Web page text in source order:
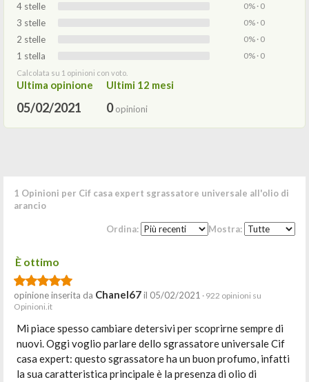
4 stelle 0% · 0
3 stelle 0% · 0
2 stelle 0% · 0
1 stella 0% · 0
Calcolata su 1 opinioni con voto.
Ultima opinione
05/02/2021
Ultimi 12 mesi
0opinioni
1 Opinioni per Cif casa expert sgrassatore universale all'olio di
arancio
Ordina: Mostra:
È ottimo
opinione inserita da Chanel67il 05/02/2021 · 922 opinioni su
Opinioni.it
Mi piace spesso cambiare detersivi per scoprirne sempre di
nuovi. Oggi voglio parlare dello sgrassatore universale Cif
casa expert: questo sgrassatore ha un buon profumo, infatti
la sua caratteristica principale è la presenza di olio di